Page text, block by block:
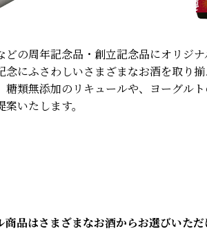
どの周年記念品・創立記念品にオリジ
念にふさわしいさまざまなお酒を取り
糖類無添加のリキュールや、ヨーグル
いたします。
品はさまざまなお酒からお選びいただ